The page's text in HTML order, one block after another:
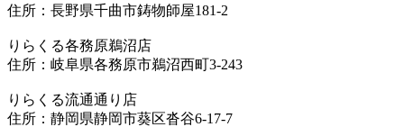
住所：長野県千曲市鋳物師屋181-2
りらくる各務原鵜沼店
住所：岐阜県各務原市鵜沼西町3-243
りらくる流通通り店
住所：静岡県静岡市葵区沓谷6-17-7